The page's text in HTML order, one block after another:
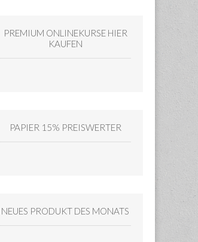
PREMIUM ONLINEKURSE HIER
KAUFEN
PAPIER 15% PREISWERTER
NEUES PRODUKT DES MONATS